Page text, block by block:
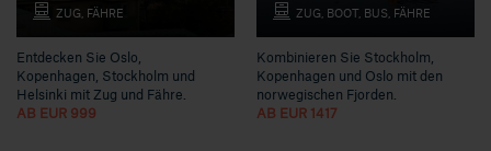
ZUG, FÄHRE
Entdecken Sie Oslo,
Kopenhagen, Stockholm und
Helsinki mit Zug und Fähre.
AB EUR 999
ZUG, BOOT, BUS, FÄHRE
Kombinieren Sie Stockholm,
Kopenhagen und Oslo mit den
norwegischen Fjorden.
AB EUR 1417